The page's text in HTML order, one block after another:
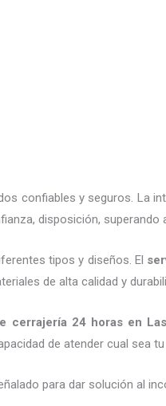
confiables y seguros. La
disposición, superando
tipos y diseños. El
de alta calidad y
cerrajería 24 horasen
de atender cual sea tu
para dar solución al